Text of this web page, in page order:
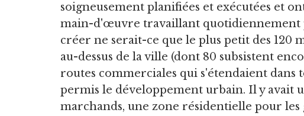
soigneusement planifiées et exécutées et
main-d'œuvre travaillant quotidiennement
créer ne serait-ce que le plus petit des 120
au-dessus de la ville (dont 80 subsistent
routes commerciales qui s'étendaient dans
permis le développement urbain. Il y avait
marchands, une zone résidentielle pour